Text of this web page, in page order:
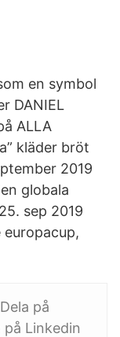
en symbol
DANIEL
ALLA
kläder bröt
2019
globala
sep 2019
europacup,
på
Linkedin